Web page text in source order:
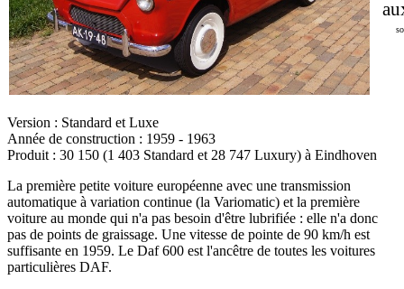
Version : Standard et Luxe
Année de construction : 1959 - 1963
Produit : 30 150 (1 403 Standard et 28 747 Luxury) à Eindhoven
La première petite voiture européenne avec une transmission
automatique à variation continue (la Variomatic) et la première
voiture au monde qui n'a pas besoin d'être lubrifiée : elle n'a donc
pas de points de graissage. Une vitesse de pointe de 90 km/h est
suffisante en 1959. Le Daf 600 est l'ancêtre de toutes les voitures
particulières DAF.